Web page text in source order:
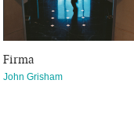
Firma
John Grisham